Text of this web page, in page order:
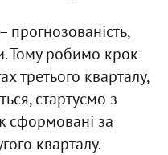
прогнозованість,
Тому робимо крок
третього кварталу,
стартуємо з
сформовані за
кварталу.